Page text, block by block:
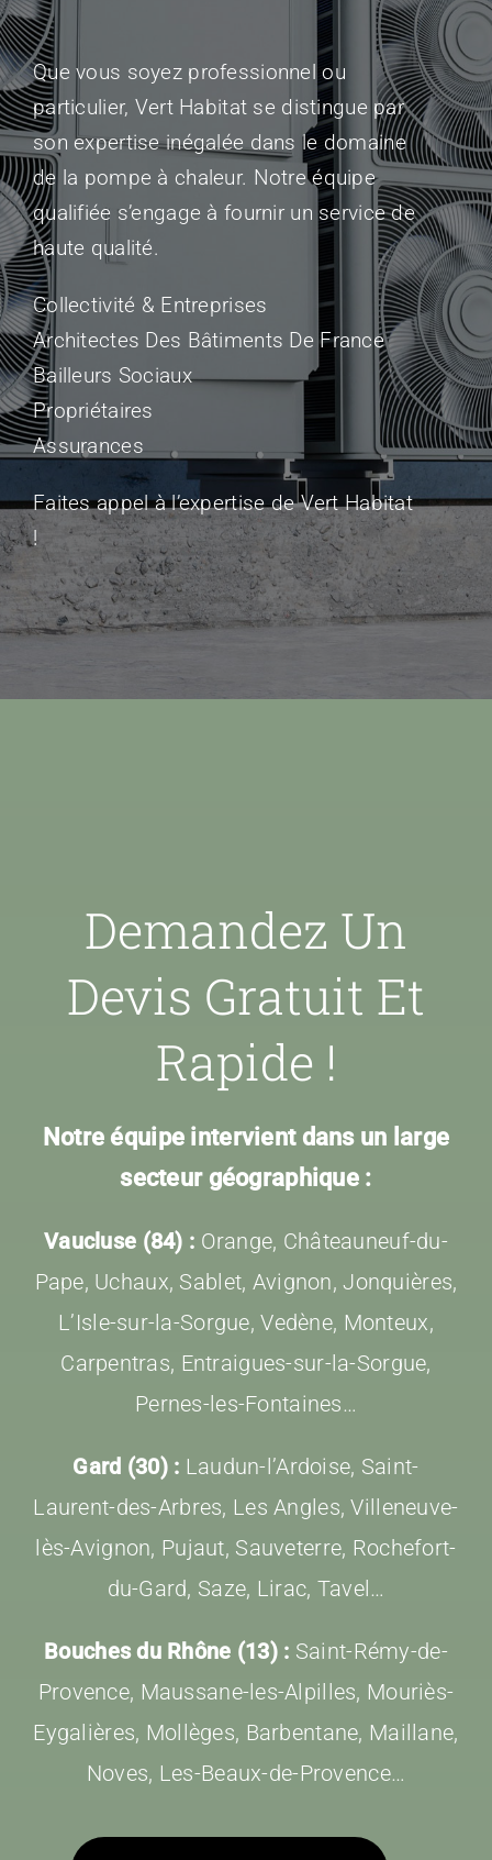
Que vous soyez professionnel ou
particulier, Vert Habitat se distingue par
son expertise inégalée dans le domaine
de la pompe à chaleur. Notre équipe
qualifiée s’engage à fournir un service de
haute qualité.
Collectivité & Entreprises
Architectes Des Bâtiments De France
Bailleurs Sociaux
Propriétaires
Assurances
Faites appel à l’expertise de Vert Habitat
!
Demandez Un
Devis Gratuit Et
Rapide !
Notre équipe intervient dans un large
secteur géographique :
Vaucluse (84) : Orange, Châteauneuf-du-
Pape, Uchaux, Sablet, Avignon, Jonquières,
L’Isle-sur-la-Sorgue, Vedène, Monteux,
Carpentras, Entraigues-sur-la-Sorgue,
Pernes-les-Fontaines…
Gard (30) : Laudun-l’Ardoise, Saint-
Laurent-des-Arbres, Les Angles, Villeneuve-
lès-Avignon, Pujaut, Sauveterre, Rochefort-
du-Gard, Saze, Lirac, Tavel…
Bouches du Rhône (13) : Saint-Rémy-de-
Provence, Maussane-les-Alpilles, Mouriès-
Eygalières, Mollèges, Barbentane, Maillane,
Noves, Les-Beaux-de-Provence…